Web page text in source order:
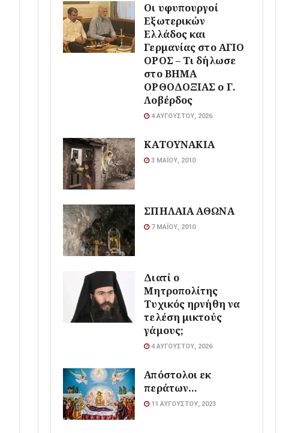
Οι υφυπουργοί
Εξωτερικών
Ελλάδος και
Γερμανίας στο ΑΓΙΟ
ΟΡΟΣ – Τι δήλωσε
στο ΒΗΜΑ
ΟΡΘΟΔΟΞΙΑΣ ο Γ.
Λοβέρδος
4 ΑΥΓΟΎΣΤΟΥ, 2026
ΚΑΤΟΥΝΑΚΙΑ
3 ΜΑΪ́ΟΥ, 2010
ΣΠΗΛΑΙΑ ΑΘΩΝΑ
7 ΜΑΪ́ΟΥ, 2010
Διατί ο
Μητροπολίτης
Τυχικός ηρνήθη να
τελέση μικτούς
γάμους;
4 ΑΥΓΟΎΣΤΟΥ, 2026
Απόστολοι εκ
περάτων…
11 ΑΥΓΟΎΣΤΟΥ, 2023